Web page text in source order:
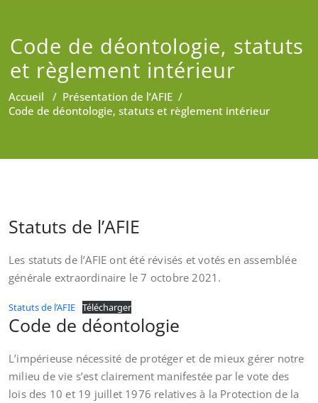
Code de déontologie, statuts
et règlement intérieur
Accueil / Présentation de l’AFIE /
Code de déontologie, statuts et règlement intérieur
Statuts de l’AFIE
Les statuts de l’AFIE ont été révisés et votés en assemblée
générale extraordinaire le 7 octobre 2021.
Statuts de l’AFIE Télécharger
Code de déontologie
L’impérieuse nécessité de protéger et de mieux gérer notre
milieu de vie s’est clairement manifestée par le vote des
lois des 10 et 19 juillet 1976 relatives à la Protection de la